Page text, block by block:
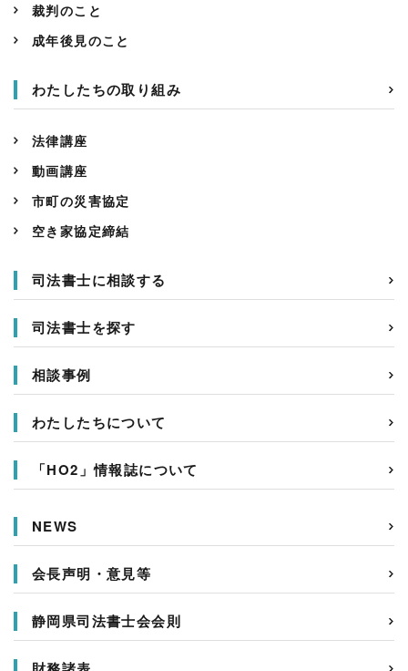
裁判のこと
成年後見のこと
わたしたちの取り組み
法律講座
動画講座
市町の災害協定
空き家協定締結
司法書士に相談する
司法書士を探す
相談事例
わたしたちについて
「HO2」情報誌について
NEWS
会長声明・意見等
静岡県司法書士会会則